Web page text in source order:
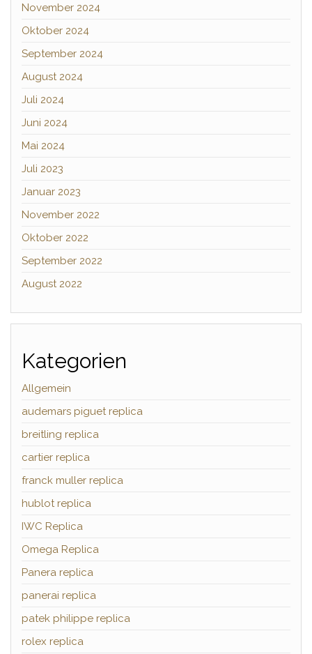
November 2024
Oktober 2024
September 2024
August 2024
Juli 2024
Juni 2024
Mai 2024
Juli 2023
Januar 2023
November 2022
Oktober 2022
September 2022
August 2022
Kategorien
Allgemein
audemars piguet replica
breitling replica
cartier replica
franck muller replica
hublot replica
IWC Replica
Omega Replica
Panera replica
panerai replica
patek philippe replica
rolex replica